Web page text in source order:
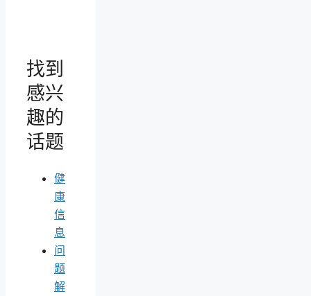
找到
感兴
趣的
话题
健
康
信
息
问
题
解